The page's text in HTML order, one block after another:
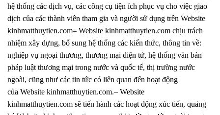
hệ thống các dịch vụ, các công cụ tiện ích phục vụ cho việc giao
dịch của các thành viên tham gia và người sử dụng trên Website
kinhmatthuytien.com– Website kinhmatthuytien.com chịu trách
nhiệm xây dựng, bổ sung hệ thống các kiến thức, thông tin về:
nghiệp vụ ngoại thương, thương mại điện tử, hệ thống văn bản
pháp luật thương mại trong nước và quốc tế, thị trường nước
ngoài, cũng như các tin tức có liên quan đến hoạt động
của Website kinhmatthuytien.com.– Website
kinhmatthuytien.com sẽ tiến hành các hoạt động xúc tiến, quảng